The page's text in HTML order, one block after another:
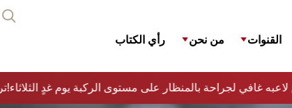
القنوات من نحن رأي الكتاب
لاعبه غافي لجراحة بالمنظار على مستوى الركبة يوم غدٍ الثلاثاء